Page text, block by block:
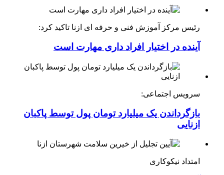
رئیس مرکز آموزش فنی و حرفه ای ازنا تاکید کرد:
آینده در اختیار افراد داری مهارت است
سرویس اجتماعی:
بازگرداندن یک میلیارد تومان پول توسط پاکبان
ازنایی
امتداد نیکوکاری